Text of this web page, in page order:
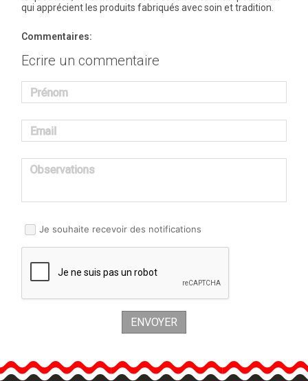
qui apprécient les produits fabriqués avec soin et tradition.
Commentaires:
Ecrire un commentaire
Prénom
Email
Observations
Je souhaite recevoir des notifications
ENVOYER